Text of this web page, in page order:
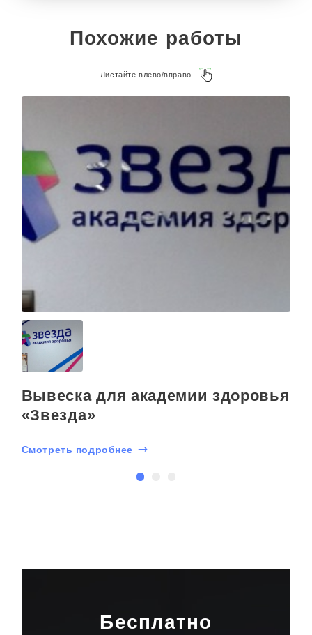
дней и установлены за 4,5 часа. Работает 3
стоимости, актуальные кейсы и гарантию на
вывеску — 3 года.
Отправьте ваш проект плоских букв с подсветкой
или задайте любой вопрос на почту
kp@rpkluxexpo.ru.
Похожие работы
Листайте влево/вправо
Вывеска для академии здоровья
«Звезда»
Смотреть подробнее
Бесплатно